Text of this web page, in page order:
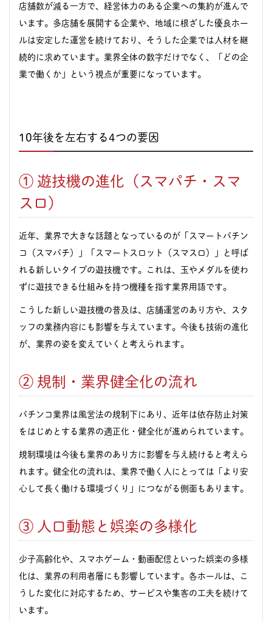
店舗数が減る一方で、経営体力のある企業への集約が進んで
います。多店舗を展開する企業や、地域に根ざした優良ホー
ルは安定した運営を続けており、そうした企業では人材を継
続的に求めています。業界全体の数字だけでなく、「どの企
業で働くか」という視点が重要になっています。
10年後を左右する4つの要因
① 遊技機の進化（スマパチ・スマ
スロ）
近年、業界で大きな話題となっているのが「スマートパチン
コ（スマパチ）」「スマートスロット（スマスロ）」と呼ば
れる新しいタイプの遊技機です。これは、玉やメダルを使わ
ずに遊技できる仕組みを持つ機種を指す業界用語です。
こうした新しい遊技機の普及は、店舗運営のあり方や、スタ
ッフの業務内容にも影響を与えています。今後も技術の進化
が、業界の姿を変えていくと考えられます。
② 規制・業界健全化の流れ
パチンコ業界は風営法の規制下にあり、近年は依存防止対策
をはじめとする業界の適正化・健全化が進められています。
規制環境は今後も業界のあり方に影響を与え続けると考えら
れます。健全化の流れは、業界で働く人にとっては「より安
心して長く働ける環境づくり」につながる側面もあります。
③ 人口動態と娯楽の多様化
少子高齢化や、スマホゲーム・動画配信といった娯楽の多様
化は、業界の利用者層にも影響しています。各ホールは、こ
うした変化に対応するため、サービスや集客の工夫を続けて
います。